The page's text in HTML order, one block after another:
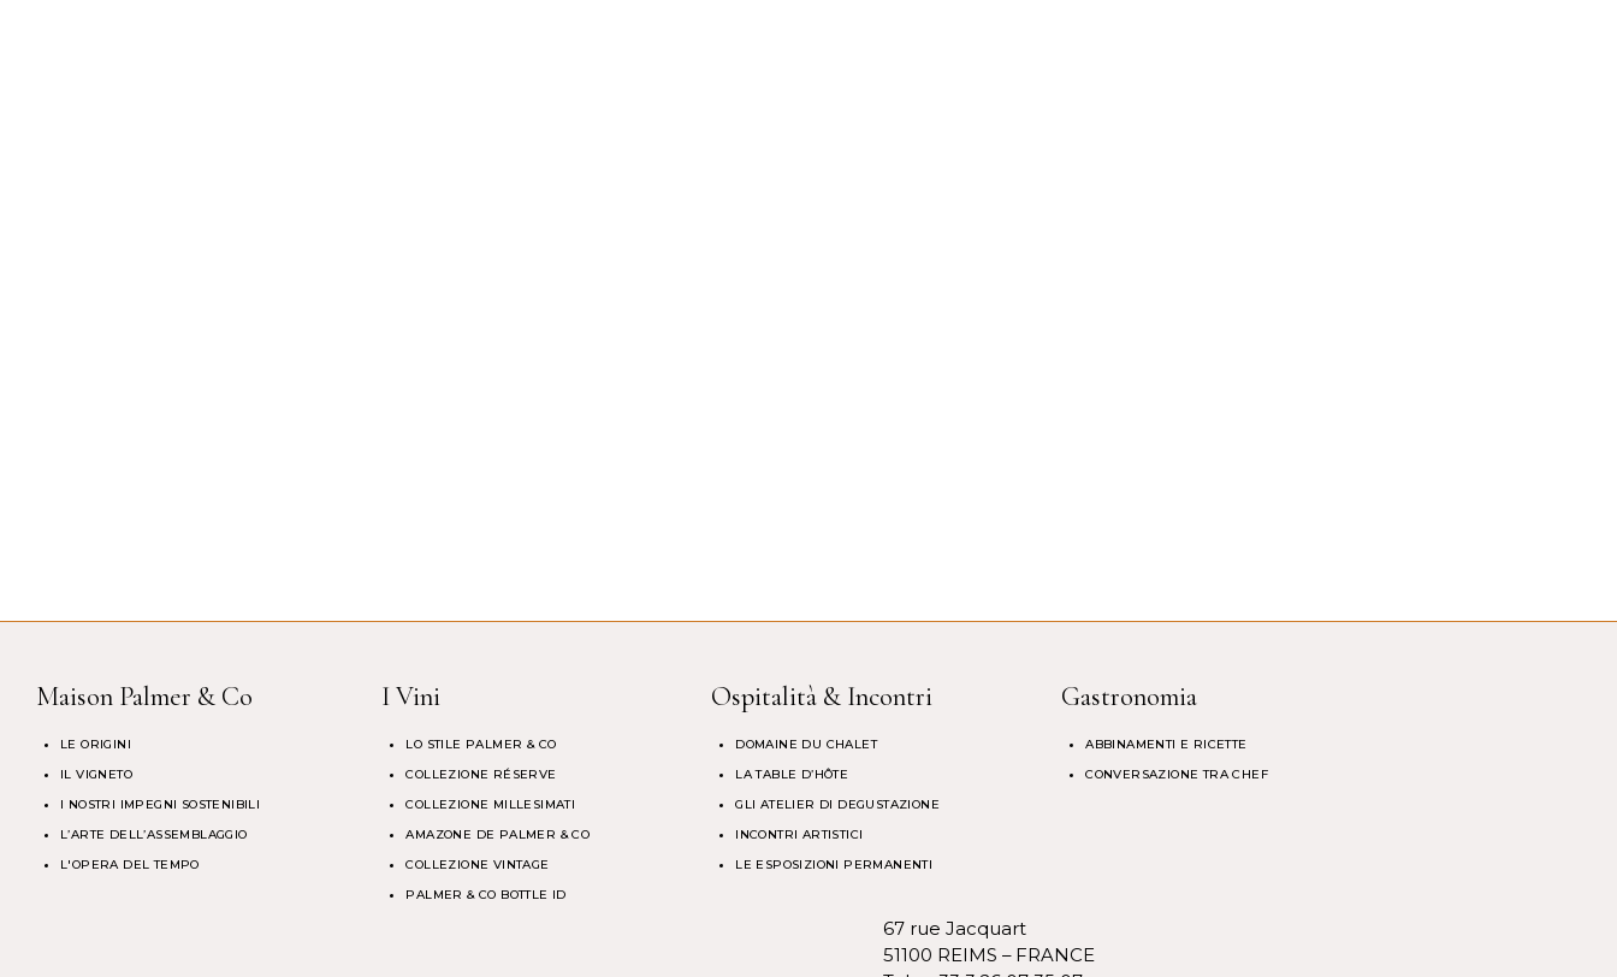
Maison Palmer & Co
LE ORIGINI
IL VIGNETO
I NOSTRI IMPEGNI SOSTENIBILI
L’ARTE DELL’ASSEMBLAGGIO
L'OPERA DEL TEMPO
I Vini
LO STILE PALMER & CO
COLLEZIONE RÉSERVE
COLLEZIONE MILLESIMATI
AMAZONE DE PALMER & CO
COLLEZIONE VINTAGE
PALMER & CO BOTTLE ID
Ospitalità & Incontri
DOMAINE DU CHALET
LA TABLE D’HÔTE
GLI ATELIER DI DEGUSTAZIONE
INCONTRI ARTISTICI
LE ESPOSIZIONI PERMANENTI
Gastronomia
ABBINAMENTI E RICETTE
CONVERSAZIONE TRA CHEF
67 rue Jacquart
51100 REIMS – FRANCE